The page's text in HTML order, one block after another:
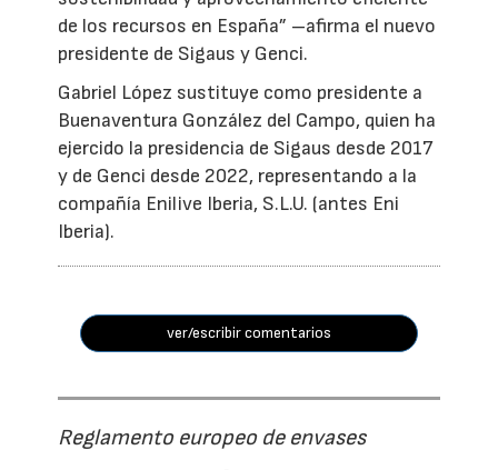
de los recursos en España” –afirma el nuevo
presidente de Sigaus y Genci.
Gabriel López sustituye como presidente a
Buenaventura González del Campo, quien ha
ejercido la presidencia de Sigaus desde 2017
y de Genci desde 2022, representando a la
compañía Enilive Iberia, S.L.U. (antes Eni
Iberia).
ver/escribir comentarios
Reglamento europeo de envases